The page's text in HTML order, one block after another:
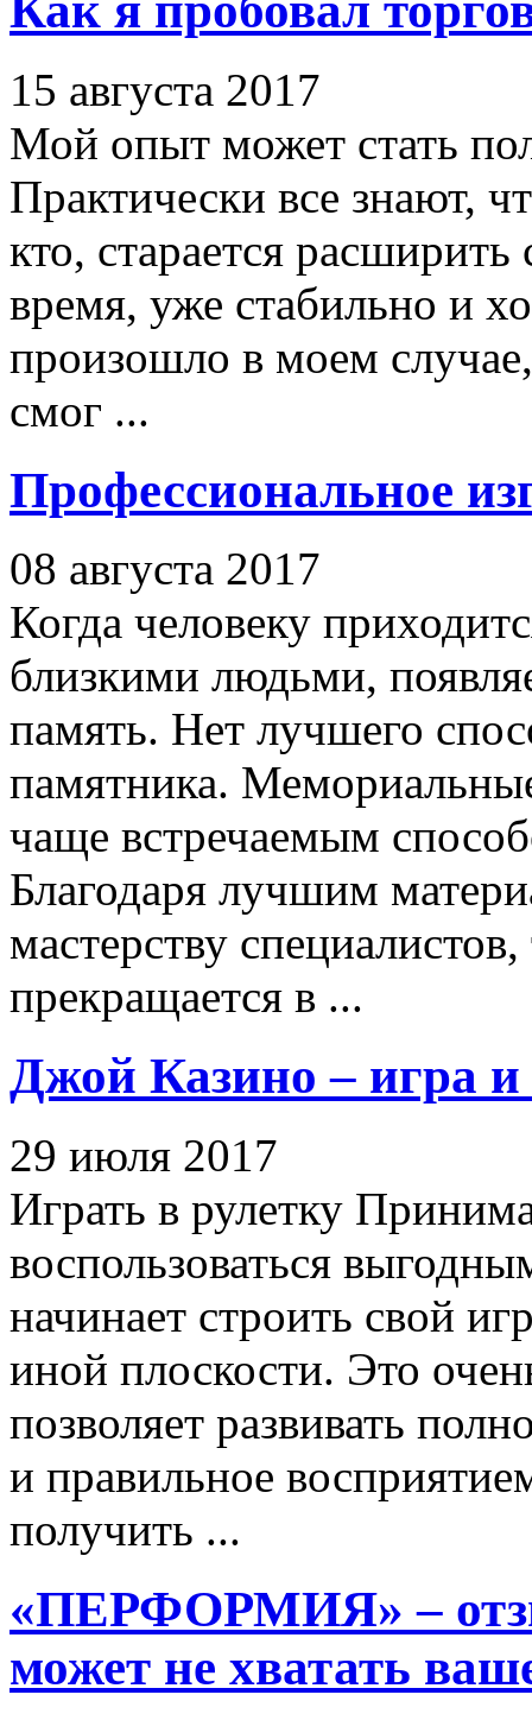
15 августа 2017
Мой опыт может стать
Практически все знают,
кто, старается
время, уже стабильно и
произошло в моем
смог ...
Профессиональное
08 августа 2017
Когда человеку
близкими людьми,
память. Нет лучшего
памятника.
чаще встречаемым
Благодаря лучшим
мастерству
прекращается в ...
Джой Казино – игра
29 июля 2017
Играть в рулетку
воспользоваться
начинает строить свой
иной плоскости. Это
позволяет развивать
и правильное
получить ...
«ПЕРФОРМИЯ» –
может не хватать